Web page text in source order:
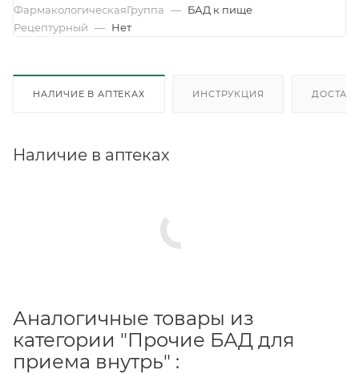
ФармакологическаяГруппа — БАД к пище
Рецептурный — Нет
НАЛИЧИЕ В АПТЕКАХ ИНСТРУКЦИЯ
Наличие в аптеках
Аналогичные товары из
категории "Прочие БАД для
приема внутрь" :